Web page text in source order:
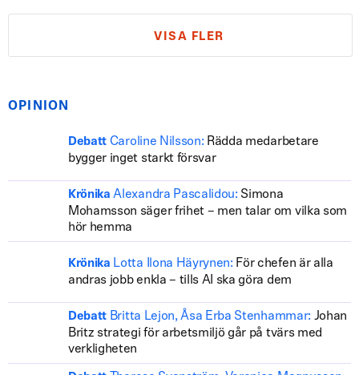
VISA FLER
OPINION
Debatt Caroline Nilsson: Rädda medarbetare
bygger inget starkt försvar
Krönika Alexandra Pascalidou: Simona
Mohamsson säger frihet – men talar om vilka som
hör hemma
Krönika Lotta Ilona Häyrynen: För chefen är alla
andras jobb enkla – tills AI ska göra dem
Debatt Britta Lejon, Åsa Erba Stenhammar: Johan
Britz strategi för arbetsmiljö går på tvärs med
verkligheten